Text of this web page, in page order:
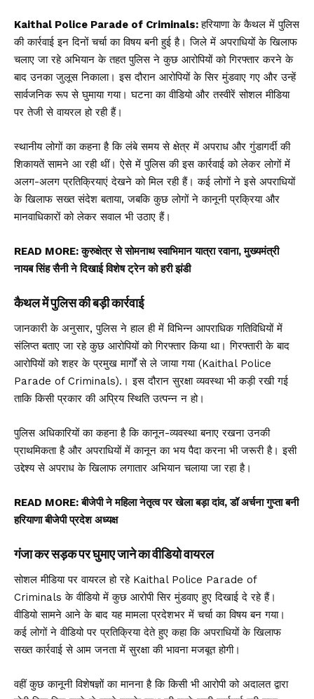
Kaithal Police Parade of Criminals:हरियाणा के कैथल में पुलिस
की कार्रवाई इन दिनों चर्चा का विषय बनी हुई है। जिले में अपराधियों के खिलाफ
चलाए जा रहे अभियान के तहत पुलिस ने कुछ आरोपियों को गिरफ्तार करने के
बाद उनका जुलूस निकाला। इस दौरान आरोपियों के सिर मुंडवाए गए और उन्हें
सार्वजनिक रूप से घुमाया गया। घटना का वीडियो और तस्वीरें सोशल मीडिया
पर तेजी से वायरल हो रही हैं।
स्थानीय लोगों का कहना है कि लंबे समय से क्षेत्र में अपराध और गुंडागर्दी की
शिकायतें सामने आ रही थीं। ऐसे में पुलिस की इस कार्रवाई को लेकर लोगों में
अलग-अलग प्रतिक्रियाएं देखने को मिल रही हैं। कई लोगों ने इसे अपराधियों
के खिलाफ सख्त संदेश बताया, जबकि कुछ लोगों ने कानूनी प्रक्रिया और
मानवाधिकारों को लेकर सवाल भी उठाए हैं।
READ MORE:कुरुक्षेत्र से सोमनाथ स्वाभिमान यात्रा रवाना, मुख्यमंत्री
नायब सिंह सैनी ने दिखाई विशेष ट्रेन को हरी झंडी
कैथल में पुलिस की बड़ी कार्रवाई
जानकारी के अनुसार, पुलिस ने हाल ही में विभिन्न आपराधिक गतिविधियों में
संलिप्त बताए जा रहे कुछ आरोपियों को गिरफ्तार किया था। गिरफ्तारी के बाद
आरोपियों को शहर के प्रमुख मार्गों से ले जाया गया (Kaithal Police
Parade of Criminals).। इस दौरान सुरक्षा व्यवस्था भी कड़ी रखी गई
ताकि किसी प्रकार की अप्रिय स्थिति उत्पन्न न हो।
पुलिस अधिकारियों का कहना है कि कानून-व्यवस्था बनाए रखना उनकी
प्राथमिकता है और अपराधियों में कानून का भय पैदा करना भी जरूरी है। इसी
उद्देश्य से अपराध के खिलाफ लगातार अभियान चलाया जा रहा है।
READ MORE:बीजेपी ने महिला नेतृत्व पर खेला बड़ा दांव, डॉ अर्चना गुप्ता बनी
हरियाणा बीजेपी प्रदेश अध्यक्ष
गंजा कर सड़क पर घुमाए जाने का वीडियो वायरल
सोशल मीडिया पर वायरल हो रहे Kaithal Police Parade of
Criminals के वीडियो में कुछ आरोपी सिर मुंडवाए हुए दिखाई दे रहे हैं।
वीडियो सामने आने के बाद यह मामला प्रदेशभर में चर्चा का विषय बन गया।
कई लोगों ने वीडियो पर प्रतिक्रिया देते हुए कहा कि अपराधियों के खिलाफ
सख्त कार्रवाई से आम जनता में सुरक्षा की भावना मजबूत होगी।
वहीं कुछ कानूनी विशेषज्ञों का मानना है कि किसी भी आरोपी को अदालत द्वारा